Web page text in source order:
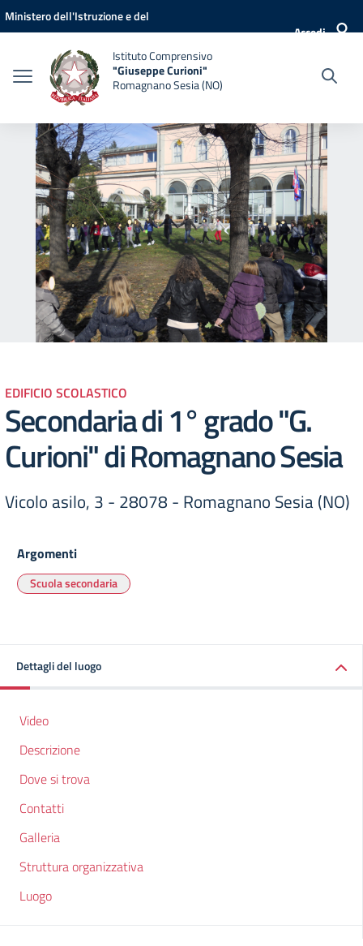
Vai ai contenuti
Vai al menu di navigazione
Vai al footer
Ministero dell'Istruzione e del
Accedi
Istituto Comprensivo
"Giuseppe Curioni"
Romagnano Sesia (NO)
EDIFICIO SCOLASTICO
Secondaria di 1° grado "G.
Curioni" di Romagnano Sesia
Vicolo asilo, 3 - 28078 - Romagnano Sesia (NO)
Argomenti
Scuola secondaria
Dettagli del luogo
Video
Descrizione
Dove si trova
Contatti
Galleria
Struttura organizzativa
Luogo